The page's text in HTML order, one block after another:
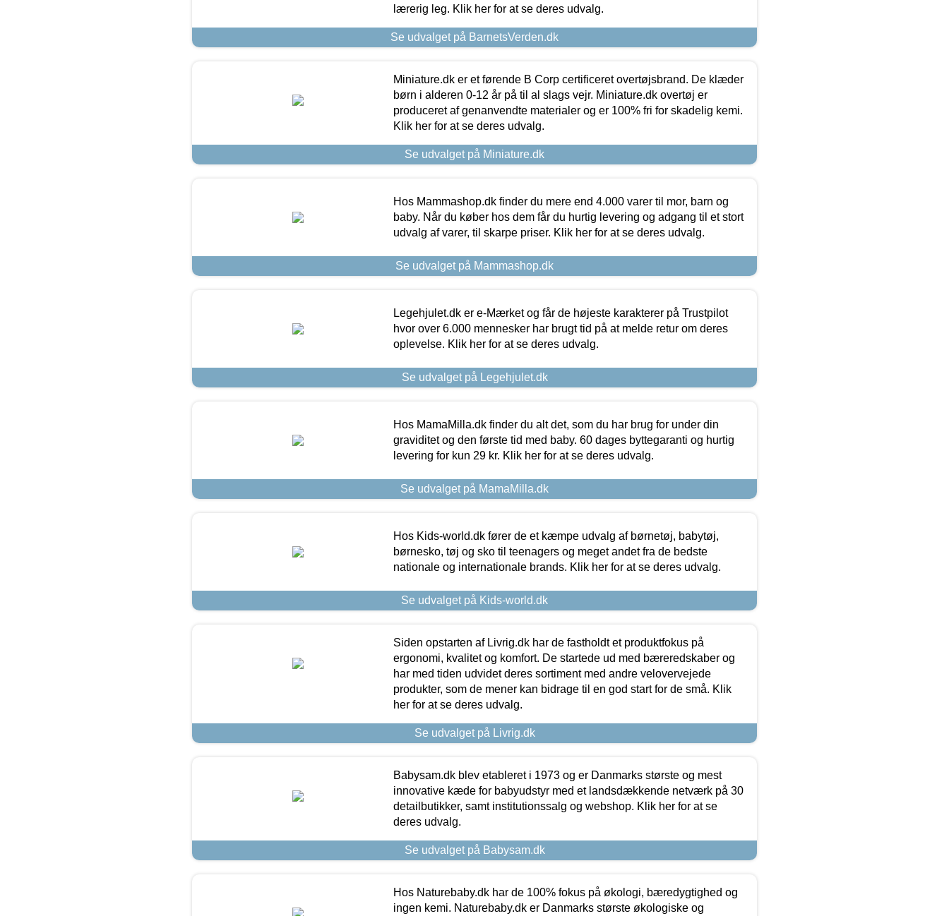
lærerig leg. Klik her for at se deres udvalg.
Se udvalget på BarnetsVerden.dk
Miniature.dk er et førende B Corp certificeret overtøjsbrand. De klæder
børn i alderen 0-12 år på til al slags vejr. Miniature.dk overtøj er
produceret af genanvendte materialer og er 100% fri for skadelig kemi.
Klik her for at se deres udvalg.
Se udvalget på Miniature.dk
Hos Mammashop.dk finder du mere end 4.000 varer til mor, barn og
baby. Når du køber hos dem får du hurtig levering og adgang til et stort
udvalg af varer, til skarpe priser. Klik her for at se deres udvalg.
Se udvalget på Mammashop.dk
Legehjulet.dk er e-Mærket og får de højeste karakterer på Trustpilot
hvor over 6.000 mennesker har brugt tid på at melde retur om deres
oplevelse. Klik her for at se deres udvalg.
Se udvalget på Legehjulet.dk
Hos MamaMilla.dk finder du alt det, som du har brug for under din
graviditet og den første tid med baby. 60 dages byttegaranti og hurtig
levering for kun 29 kr. Klik her for at se deres udvalg.
Se udvalget på MamaMilla.dk
Hos Kids-world.dk fører de et kæmpe udvalg af børnetøj, babytøj,
børnesko, tøj og sko til teenagers og meget andet fra de bedste
nationale og internationale brands. Klik her for at se deres udvalg.
Se udvalget på Kids-world.dk
Siden opstarten af Livrig.dk har de fastholdt et produktfokus på
ergonomi, kvalitet og komfort. De startede ud med bæreredskaber og
har med tiden udvidet deres sortiment med andre velovervejede
produkter, som de mener kan bidrage til en god start for de små. Klik
her for at se deres udvalg.
Se udvalget på Livrig.dk
Babysam.dk blev etableret i 1973 og er Danmarks største og mest
innovative kæde for babyudstyr med et landsdækkende netværk på 30
detailbutikker, samt institutionssalg og webshop. Klik her for at se
deres udvalg.
Se udvalget på Babysam.dk
Hos Naturebaby.dk har de 100% fokus på økologi, bæredygtighed og
ingen kemi. Naturebaby.dk er Danmarks største økologiske og